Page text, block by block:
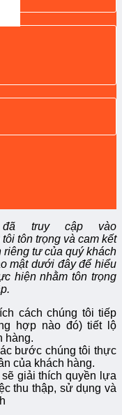
truy cập vào
tôn trọng và cam kết
riêng tư của quý khách
mật dưới đây để hiểu
hiện nhằm tôn trọng
cách chúng tôi tiếp
hợp nào đó) tiết lộ
hàng.
bước chúng tôi thực
của khách hàng.
giải thích quyền lựa
thu thập, sử dụng và